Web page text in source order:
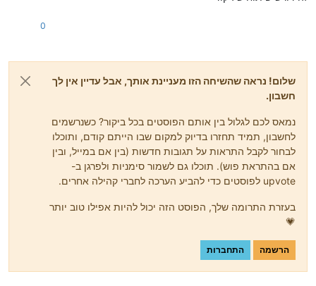
0
שלום! נראה שהשיחה הזו מעניינת אותך, אבל עדיין אין לך
חשבון.
נמאס לכם לגלול בין אותם הפוסטים בכל ביקור? כשנרשמים
לחשבון, תמיד תחזרו בדיוק למקום שבו הייתם קודם, ותוכלו
לבחור לקבל התראות על תגובות חדשות (בין אם במייל, ובין
אם בהתראת פוש). תוכלו גם לשמור סימניות ולפרגן ב-
upvote לפוסטים כדי להביע הערכה לחברי קהילה אחרים.
בעזרת התרומה שלך, הפוסט הזה יכול להיות אפילו טוב יותר
💗
הרשמה התחברות